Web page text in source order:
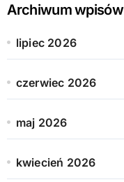
Archiwum wpisów
lipiec 2026
czerwiec 2026
maj 2026
kwiecień 2026